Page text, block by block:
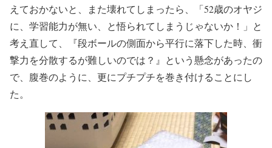
えておかないと、また壊れてしまったら、「52歳のオヤジ
に、学習能力が無い、と悟られてしまうじゃないか！」と
考え直して、『段ボールの側面から平行に落下した時、衝
撃力を分散するが難しいのでは？』という懸念があったの
で、腹巻のように、更にプチプチを巻き付けることにし
た。